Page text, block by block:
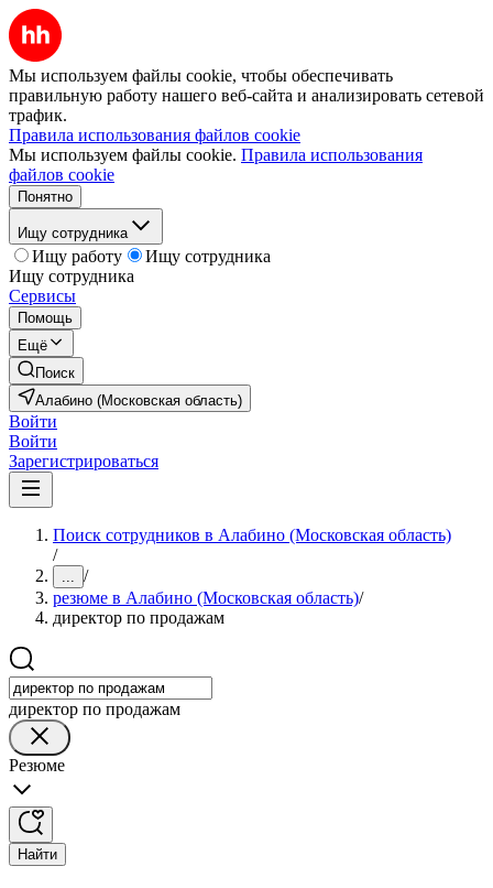
Мы используем файлы cookie, чтобы обеспечивать
правильную работу нашего веб-сайта и анализировать сетевой
трафик.
Правила использования файлов cookie
Мы используем файлы cookie. Правила использования
файлов cookie
Понятно
Ищу сотрудника
Ищу работу
Ищу сотрудника
Ищу сотрудника
Сервисы
Помощь
Ещё
Поиск
Алабино (Московская область)
Войти
Войти
Зарегистрироваться
Поиск сотрудников в Алабино (Московская область)
/
... /
резюме в Алабино (Московская область)/
директор по продажам
директор по продажам
Резюме
Найти